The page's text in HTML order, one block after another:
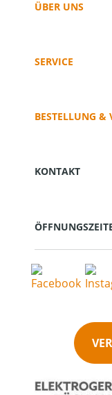
ÜBER UNS
SERVICE
BESTELLUNG &
KONTAKT